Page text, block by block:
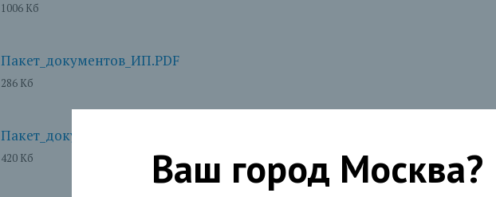
1006 Кб
Пакет_документов_ИП.PDF
286 Кб
Пакет_документов_ЮЛ.PDF
420 Кб Ваш город Москва?